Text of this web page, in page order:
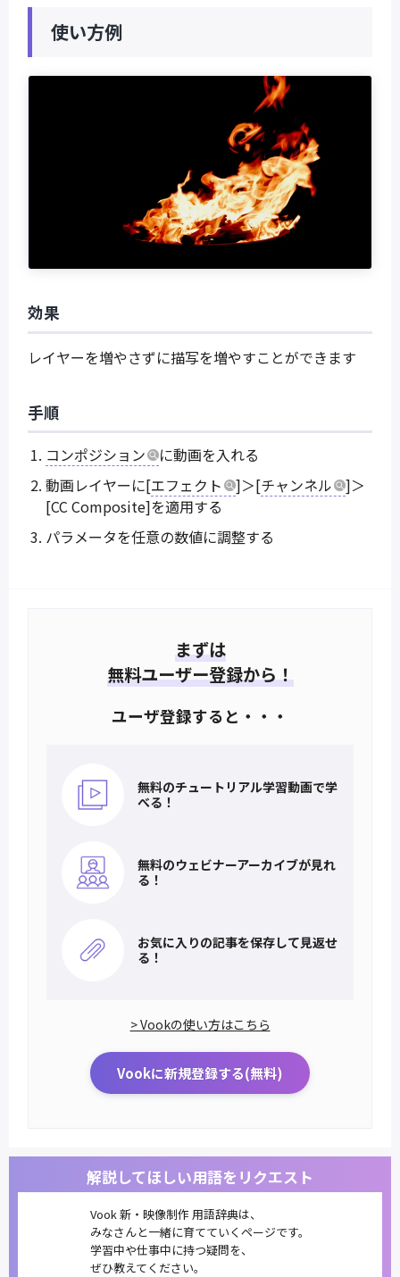
使い方例
効果
レイヤーを増やさずに描写を増やすことができます
手順
コンポジション
に動画を入れる
動画レイヤーに[エフェクト ]＞[チャンネル
]＞
[CC Composite]を適用する
パラメータを任意の数値に調整する
まずは
無料ユーザー登録から！
ユーザ登録すると・・・
無料のチュートリアル学習動画で学
べる！
無料のウェビナーアーカイブが見れ
る！
お気に入りの記事を保存して見返せ
る！
> Vookの使い方はこちら
Vookに新規登録する(無料)
解説してほしい用語をリクエスト
Vook 新・映像制作 用語辞典は、
みなさんと一緒に育てていくページです。
学習中や仕事中に持つ疑問を、
ぜひ教えてください。